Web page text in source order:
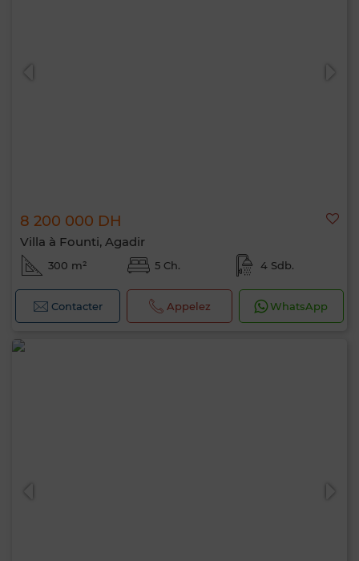
8 200 000 DH
Villa à Founti, Agadir
300 m² 5 Ch. 4 Sdb.
Contacter Appelez WhatsApp